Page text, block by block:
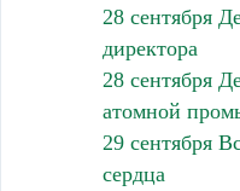
28 сентября
директора
28 сентября
атомной
29 сентября
сердца